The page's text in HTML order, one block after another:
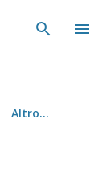
Altro…